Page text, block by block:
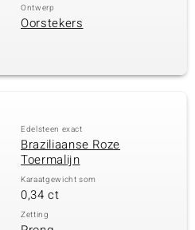
Ontwerp
Oorstekers
Edelsteen exact
Braziliaanse Roze
Toermalijn
Karaatgewicht som
0,34 ct
Zetting